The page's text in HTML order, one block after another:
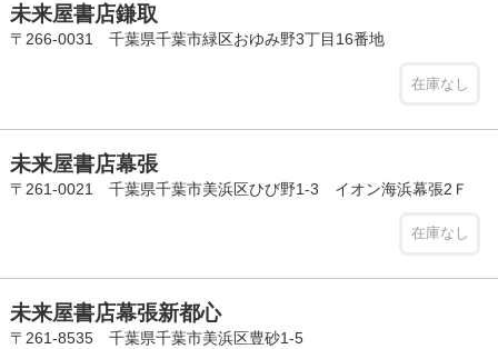
未来屋書店鎌取
〒266-0031 千葉県千葉市緑区おゆみ野3丁目16番地
在庫なし
未来屋書店幕張
〒261-0021 千葉県千葉市美浜区ひび野1-3 イオン海浜幕張2Ｆ
在庫なし
未来屋書店幕張新都心
〒261-8535 千葉県千葉市美浜区豊砂1-5